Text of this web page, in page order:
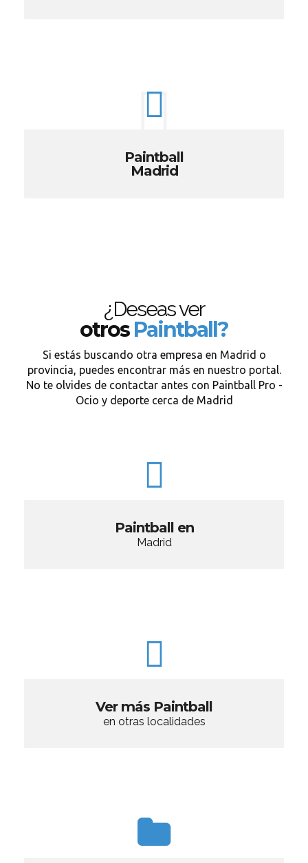
Paintball
Madrid
¿Deseas ver
otrosPaintball?
Si estás buscando otra empresa en Madrid o
provincia, puedes encontrar más en nuestro portal.
No te olvides de contactar antes con Paintball Pro -
Ocio y deporte cerca de Madrid
Paintball en
Madrid
Ver más Paintball
en otras localidades